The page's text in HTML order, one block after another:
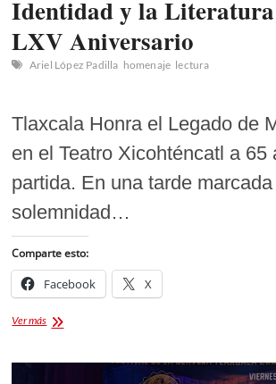
Identidad y la Literatura
LXV Aniversario
Ariel López Padilla homenaje lectura
Tlaxcala Honra el Legado de
en el Teatro Xicohténcatl a 65
partida. En una tarde
solemnidad…
Comparte esto:
Facebook X
Ver másTlaxcala